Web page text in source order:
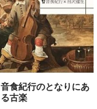
音食紀行のとなりにあ
る古楽